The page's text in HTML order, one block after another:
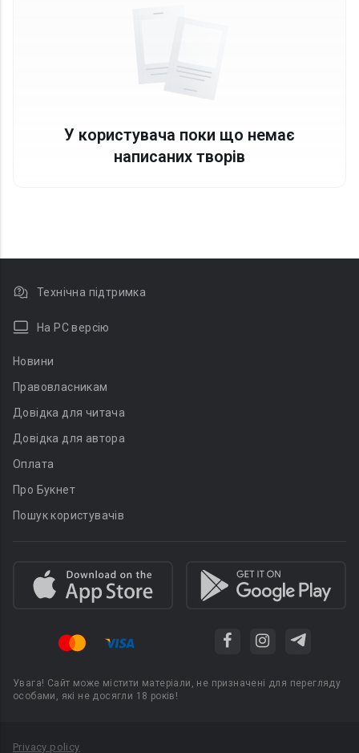
У користувача поки що немає
написаних творів
Технічна підтримка
На PC версію
Новини
Правовласникам
Довідка для читача
Довідка для автора
Оплата
Про Букнет
Пошук користувачів
Увага! Сайт може містити матеріали, не призначені для перегляду
особами, які не досягли 18 років!
Privacy policy